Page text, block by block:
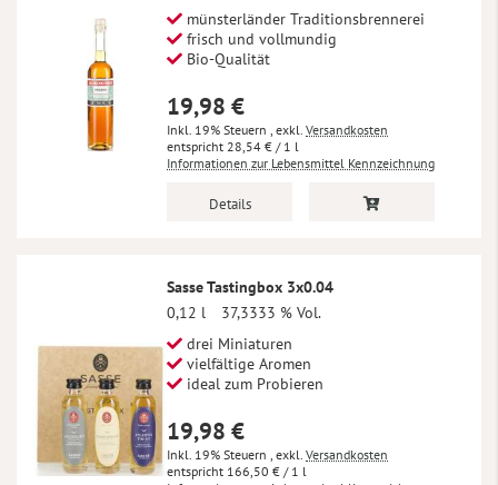
münsterländer Traditionsbrennerei
frisch und vollmundig
Bio-Qualität
19,98 €
Inkl. 19% Steuern , exkl. Versandkosten
28,54 € / 1 l
Informationen zur Lebensmittel Kennzeichnung
Details
Sasse Tastingbox 3x0.04
0,12 l
37,3333 % Vol.
drei Miniaturen
vielfältige Aromen
ideal zum Probieren
19,98 €
Inkl. 19% Steuern , exkl. Versandkosten
166,50 € / 1 l